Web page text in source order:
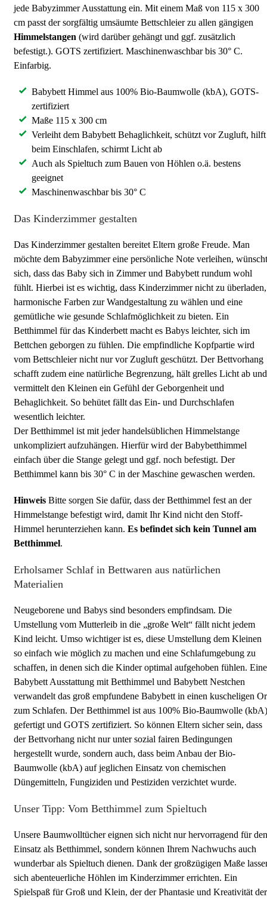
jede Babyzimmer Ausstattung ein. Mit einem Maß von 115 x 300
cm passt der sorgfältig umsäumte Bettschleier zu allen gängigen
Himmelstangen (wird darüber gehängt und ggf. zusätzlich
befestigt.). GOTS zertifiziert. Maschinenwaschbar bis 30° C.
Einfarbig.
Babybett Himmel aus 100% Bio-Baumwolle (kbA), GOTS-
zertifiziert
Maße 115 x 300 cm
Verleiht dem Babybett Behaglichkeit, schützt vor Zugluft, hilft
beim Einschlafen, schirmt Licht ab
Auch als Spieltuch zum Bauen von Höhlen o.ä. bestens
geeignet
Maschinenwaschbar bis 30° C
Das Kinderzimmer gestalten
Das Kinderzimmer gestalten bereitet Eltern große Freude. Man
möchte dem Babyzimmer eine persönliche Note verleihen, wünscht
sich, dass das Baby sich in Zimmer und Babybett rundum wohl
fühlt. Hierbei ist es wichtig, dass Kinderzimmer nicht zu überladen,
harmonische Farben zur Wandgestaltung zu wählen und eine
gemütliche wie gesunde Schlafmöglichkeit zu bieten. Ein
Betthimmel für das Kinderbett macht es Babys leichter, sich im
Bettchen geborgen zu fühlen. Die empfindliche Kopfpartie wird
vom Bettschleier nicht nur vor Zugluft geschützt. Der Bettvorhang
schafft zudem eine natürliche Begrenzung, hält grelles Licht ab und
vermittelt den Kleinen ein Gefühl der Geborgenheit und
Behaglichkeit. So behütet fällt das Ein- und Durchschlafen
wesentlich leichter.
Der Betthimmel ist mit jeder handelsüblichen Himmelstange
unkompliziert aufzuhängen. Hierfür wird der Babybetthimmel
einfach über die Stange gelegt und ggf. noch befestigt. Der
Betthimmel kann bis 30° C in der Maschine gewaschen werden.
Hinweis Bitte sorgen Sie dafür, dass der Betthimmel fest an der
Himmelstange befestigt wird, damit Ihr Kind nicht den Stoff-
Himmel herunterziehen kann. Es befindet sich kein Tunnel am
Betthimmel.
Erholsamer Schlaf in Bettwaren aus natürlichen
Materialien
Neugeborene und Babys sind besonders empfindsam. Die
Umstellung vom Mutterleib in die „große Welt“ fällt nicht jedem
Kind leicht. Umso wichtiger ist es, diese Umstellung dem Kleinen
so einfach wie möglich zu machen und eine Schlafumgebung zu
schaffen, in denen sich die Kinder optimal aufgehoben fühlen. Eine
Babybett Ausstattung mit Betthimmel und Babybett Nestchen
verwandelt das groß empfundene Babybett in einen kuscheligen
zum Schlafen. Der Betthimmel ist aus 100% Bio-Baumwolle (kbA)
gefertigt und GOTS zertifiziert. So können Eltern sicher sein, dass
der Bettvorhang nicht nur unter sozial fairen Bedingungen
hergestellt wurde, sondern auch, dass beim Anbau der Bio-
Baumwolle (kbA) auf jeglichen Einsatz von chemischen
Düngemitteln, Fungiziden und Pestiziden verzichtet wurde.
Unser Tipp: Vom Betthimmel zum Spieltuch
Unsere Baumwolltücher eignen sich nicht nur hervorragend für den
Einsatz als Betthimmel, sondern können Ihrem Nachwuchs auch
wunderbar als Spieltuch dienen. Dank der großzügigen Maße
sich abenteuerliche Höhlen im Kinderzimmer errichten. Ein
Spielspaß für Groß und Klein, der der Phantasie und Kreativität der